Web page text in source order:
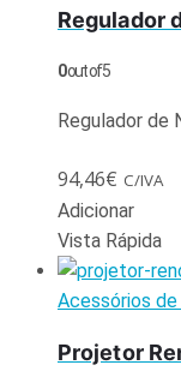
Regulador
0out of 5
Regulador de
94,46€ C/IVA
Adicionar
Vista Rápida
Acessórios
Projetor